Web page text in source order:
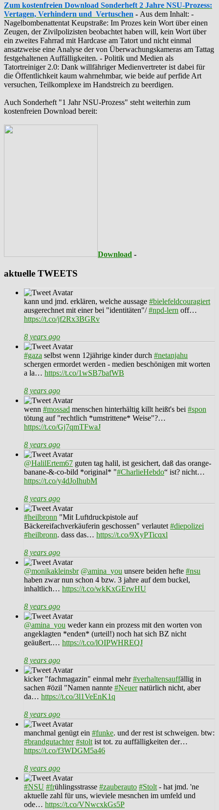
Zum kostenfreien Download Sonderheft 2 Jahre NSU-Prozess:
Vertagen, Verhindern und Vertuschen - Aus dem Inhalt: -
‪Nagelbombenattentat‬ ‎Keupstraße‬: Im Prozes kein Wort über einen
Zeugen, der Zivilpolizisten beobachtet haben will, kein Wort über
ein zweites Fahrrad mit Hardcase am Tatort und nicht einmal
ansatzweise eine Analyse der von Überwachungskameras am Tattag
festgehaltenen Auffälligkeiten. - Politik und Medien als
‪Tatortreiniger‬ 2.0: Dank willfähriger Medienvertreter ist dabei für
die Öffentlichkeit kaum wahrnehmbar, wie beide auf perfide Art
versuchen, Teilkomplexe im Handstreich zu beerdigen.
Auch Sonderheft "1 Jahr NSU-Prozess" steht weiterhin zum
kostenfreien Download bereit:
Download -
aktuelle TWEETS
kann und jmd. erklären, welche aussage #bielefeldcouragiert
ausgerechnet mit einer bei "identitäten"/#npd-lern off…
https://t.co/jf2Rx3BGRv
8 years ago
#gaza selbst wenn 12jährige kinder durch #netanjahu
schergen ermordet werden - medien beschönigen mit worten
a la… https://t.co/1wSB7bafWB
8 years ago
wenn #mossad menschen hinterhältig killt heißt's bei #spon
tötung auf "rechtlich *umstrittene* Weise"?…
https://t.co/Gj7qmTFwaJ
8 years ago
@HalilErtem67 guten tag halil, ist gesichert, daß das orange-
banane-&-co-bild *original* "#CharlieHebdo“ ist? nicht…
https://t.co/y4dJoIhubM
8 years ago
#heilbronn "Mit Luftdruckpistole auf
Bäckereifachverkäuferin geschossen" verlautet #diepolizei
#heilbronn. dass das… https://t.co/9XyPTicqxl
8 years ago
@monikakleinsbr @amina_you unsere beiden hefte #nsu
haben zwar nun schon 4 bzw. 3 jahre auf dem buckel,
inhaltlich… https://t.co/wkKxGErwHU
8 years ago
@amina_you weder kann ein prozess mit den worten von
angeklagten *enden* (urteil!) noch hat sich BZ nicht
geäußert.… https://t.co/lOIPWHREQJ
8 years ago
kicker "fachmagazin" einmal mehr#verhaltensauffällig in
sachen #özil "Namen nannte #Neuernatürlich nicht, aber
da… https://t.co/3l1VeEnK1q
8 years ago
manchmal genügt ein #funke. und der rest ist schweigen. btw:
#brandgutachter #stolt ist tot. zu auffälligkeiten der…
https://t.co/f3WDGM5a46
8 years ago
#NSU #frühlingsstrasse #zauberauto #Stolt - hat jmd. 'ne
aktuelle zahl für uns, wieviele mesnchen im umfeld und
ode… https://t.co/VNwcxkGs5P